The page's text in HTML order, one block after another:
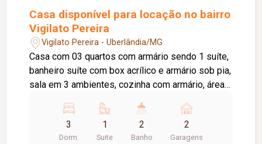
Casa disponível para locação no bairro
Vigilato Pereira
Vigilato Pereira - Uberlândia/MG
Casa com 03 quartos com armário sendo 1 suíte,
banheiro suíte com box acrílico e armário sob pia,
sala em 3 ambientes, cozinha com armário, área
banheiro social com box acrílico e armário sob
pia, garagem 02 carros.
3
Dorm.
1
Suite
2
Banho
2
Garagens